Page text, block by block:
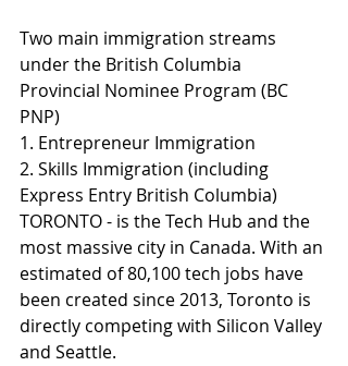
Two main immigration streams
under the British Columbia
Provincial Nominee Program (BC
PNP)
1. Entrepreneur Immigration
2. Skills Immigration (including
Express Entry British Columbia)
TORONTO - is the Tech Hub and the
most massive city in Canada. With an
estimated of 80,100 tech jobs have
been created since 2013, Toronto is
directly competing with Silicon Valley
and Seattle.